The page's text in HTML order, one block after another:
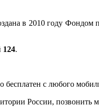
в 2010 году
124.
с любого
России,